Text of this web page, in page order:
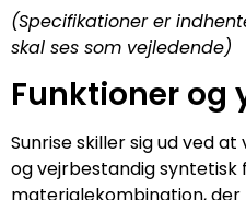
(Specifikationer er
skal ses som vejledende)
Funktioner og
Sunrise skiller sig ud ved
og vejrbestandig syntetisk